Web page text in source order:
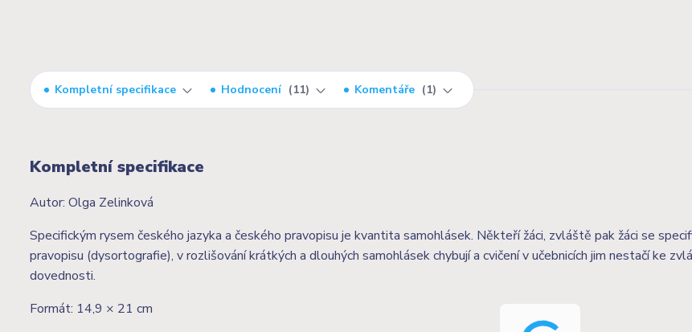
Kompletní specifikace Hodnocení 11 Komentáře 1
Kompletní specifikace
Autor: Olga Zelinková
Specifickým rysem českého jazyka a českého pravopisu je kvantita samohlásek. Někteří žáci, zvláště pak žáci se
pravopisu (dysortografie), v rozlišování krátkých a dlouhých samohlásek chybují a cvičení v učebnicích jim nestačí ke
dovednosti.
Formát: 14,9 × 21 cm